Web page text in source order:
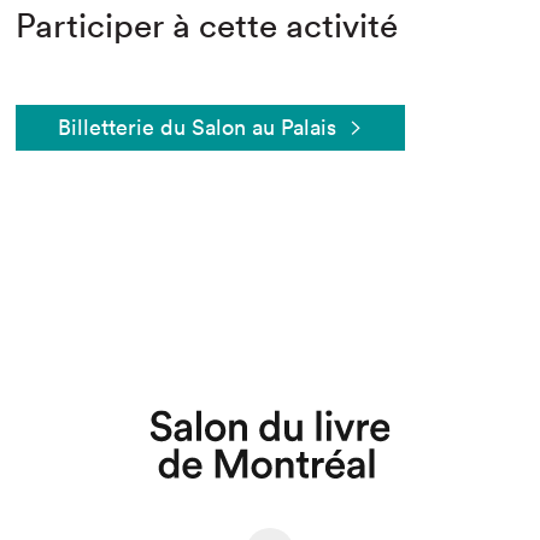
Participer à cette activité
Billetterie du Salon au Palais